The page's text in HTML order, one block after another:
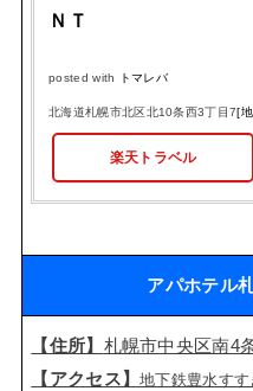
ＮＴ
posted with トマレバ
北海道札幌市北区北10条西3丁目7[
楽天トラベル
アパホテル
【住所】 札幌市中央区南4
【アクセス】地下鉄豊水す